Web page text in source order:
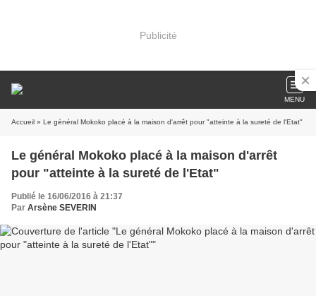
Publicité
MENU
Accueil » Le général Mokoko placé à la maison d'arrêt pour "atteinte à la sureté de l'Etat"
Le général Mokoko placé à la maison d'arrêt
pour "atteinte à la sureté de l'Etat"
Publié le 16/06/2016 à 21:37
Par Arsène SEVERIN